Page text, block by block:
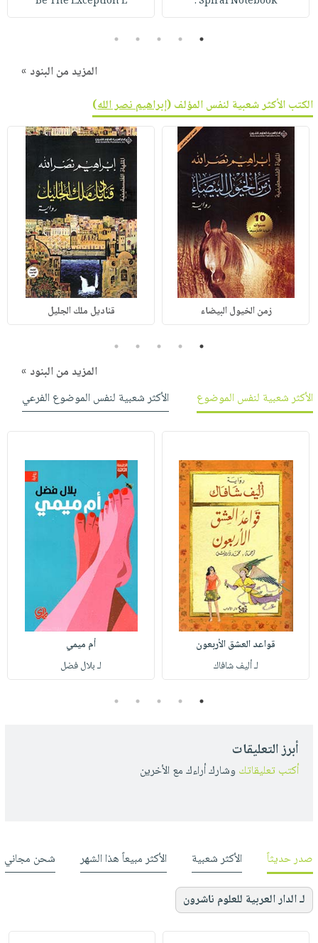
1
2
3
4
5
المزيد من البنود »
الكتب الأكثر شعبية لنفس المؤلف (إبراهيم نصر الله)
زمن الخيول البيضاء قناديل ملك الجليل
1
2
3
4
5
المزيد من البنود »
الأكثر شعبية لنفس الموضوع
الأكثر شعبية لنفس الموضوع الفرعي
قواعد العشق الأربعون
لـ أليف شافاك
أم ميمي
لـ بلال فضل
1
2
3
4
5
أبرز التعليقات
أكتب تعليقاتك وشارك أراءك مع الأخرين
صدر حديثاً الأكثر شعبية الأكثر مبيعاً هذا الشهر شحن مجاني
لـ الدار العربية للعلوم ناشرون